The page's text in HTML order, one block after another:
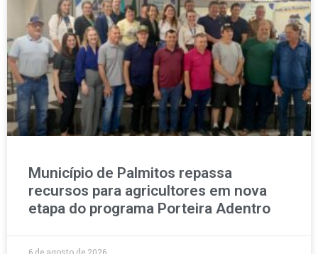
Município de Palmitos repassa
recursos para agricultores em nova
etapa do programa Porteira Adentro
6 de agosto de 2026